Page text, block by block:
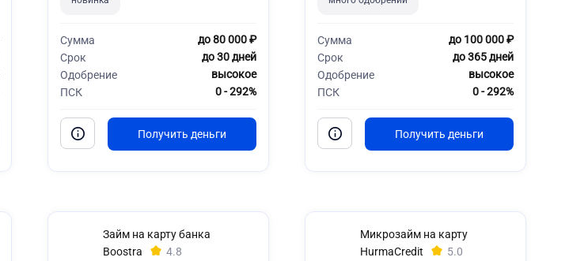
Сумма
до 80 000 ₽
Срок
до 30 дней
Одобрение
высокое
ПСК
0 - 292%
Сумма
до 100 000 ₽
Срок
до 365 дней
Одобрение
высокое
ПСК
0 - 292%
Займ на карту банка
Boostra
4.8
Микрозайм на карту
HurmaCredit
5.0